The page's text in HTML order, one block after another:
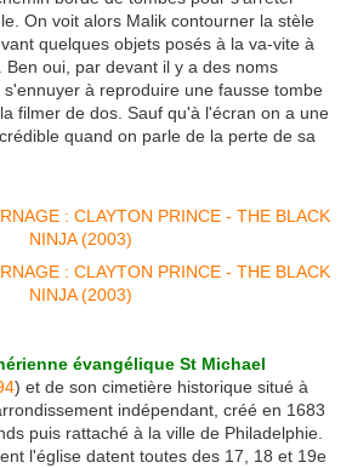
On voit alors Malik contourner la stèle
quelques objets posés à la va-vite à
oui, par devant il y a des noms
à reproduire une fausse tombe
filmer de dos. Sauf qu'à l'écran on a une
quand on parle de la perte de sa
évangélique St Michael
) et de son cimetière historique situé à
indépendant, créé en 1683
puis rattaché à la ville de Philadelphie.
l'église datent toutes des 17, 18 et 19e